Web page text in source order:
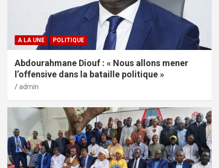
A LA UNE POLITIQUE
Abdourahmane Diouf : « Nous allons mener
l’offensive dans la bataille politique »
admin